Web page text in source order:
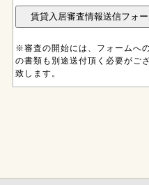
※審査の開始には、フォームへ
の書類も別途送付頂く必要がご
致します。